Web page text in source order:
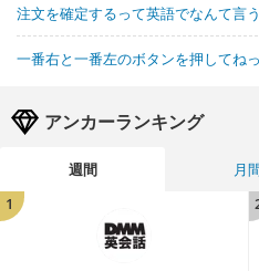
注文を確定するって英語でなんて言
一番右と一番左のボタンを押してね
アンカーランキング
週間 月
1